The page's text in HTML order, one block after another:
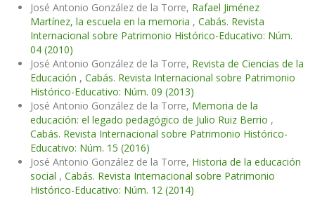
José Antonio González de la Torre, Rafael Jiménez
Martínez, la escuela en la memoria , Cabás. Revista
Internacional sobre Patrimonio Histórico-Educativo: Núm.
04 (2010)
José Antonio González de la Torre, Revista de Ciencias de la
Educación , Cabás. Revista Internacional sobre Patrimonio
Histórico-Educativo: Núm. 09 (2013)
José Antonio González de la Torre, Memoria de la
educación: el legado pedagógico de Julio Ruiz Berrio ,
Cabás. Revista Internacional sobre Patrimonio Histórico-
Educativo: Núm. 15 (2016)
José Antonio González de la Torre, Historia de la educación
social , Cabás. Revista Internacional sobre Patrimonio
Histórico-Educativo: Núm. 12 (2014)